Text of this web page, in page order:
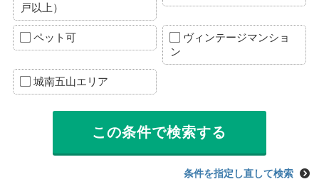
戸以上）
ペット可
ヴィンテージマンショ
ン
城南五山エリア
条件を指定し直して検索